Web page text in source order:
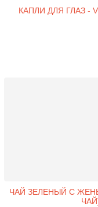
КАПЛИ ДЛЯ ГЛАЗ -
ЧАЙ ЗЕЛЕНЫЙ С